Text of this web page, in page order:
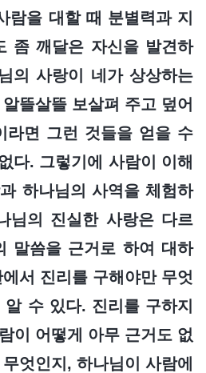
람을 대할 때 분별력과 지
좀 깨달은 자신을 발견하
의 사랑이 네가 상상하는
뜰살뜰 보살펴 주고 덮어
라면 그런 것들을 얻을 수
다. 그렇기에 사람이 이해
하나님의 사역을 체험하
님의 진실한 사랑은 다르
말씀을 근거로 하여 대하
서 진리를 구해야만 무엇
알 수 있다. 진리를 구하지
이 어떻게 아무 근거도 없
엇인지, 하나님이 사람에